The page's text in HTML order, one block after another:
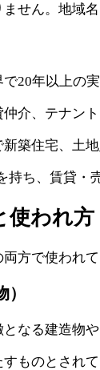
せん。地域
20年以上の
介、テナン
築住宅、土
ち、賃貸・
使われ方
方で使われ
なる建造物や
ものとされて